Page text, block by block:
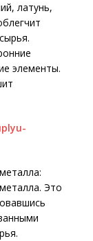
латунь,
элементы.
Это